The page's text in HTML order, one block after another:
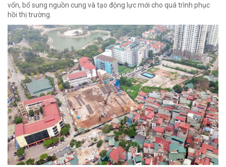
vốn, bổ sung nguồn cung và tạo động lực mới cho quá trình phục
hồi thị trường.